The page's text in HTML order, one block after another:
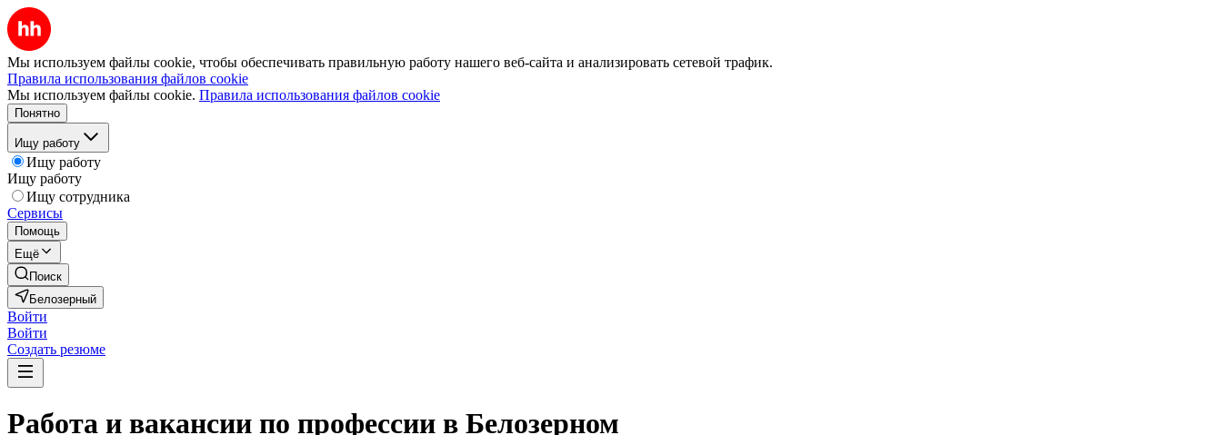
Мы используем файлы cookie, чтобы обеспечивать правильную работу нашего веб-сайта и анализировать сетевой трафик.
Правила использования файлов cookie
Мы используем файлы cookie. Правила использования файлов cookie
Понятно
Ищу работу
Ищу работу
Ищу работу
Ищу сотрудника
Сервисы
Помощь
Ещё
Поиск
Белозерный
Войти
Войти
Создать резюме
Работа и вакансии по профессии в Белозерном